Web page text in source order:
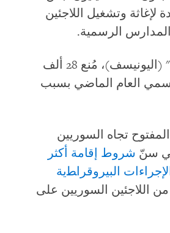
لإغاثة وتشغيل اللاجئين
المدارس الرسمية.
وفقا لمتحدث باسم "منظمة الأمم المتحدة للطفولة" (اليونيسف)، مُنع 28 ألف
العام الماضي بسبب
تجاه السوريين
شروط إقامة أكثر
البيروقراﻄية
من اللاجئين السوريين على